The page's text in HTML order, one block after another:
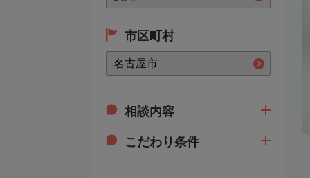
市区町村
相談内容
こだわり条件